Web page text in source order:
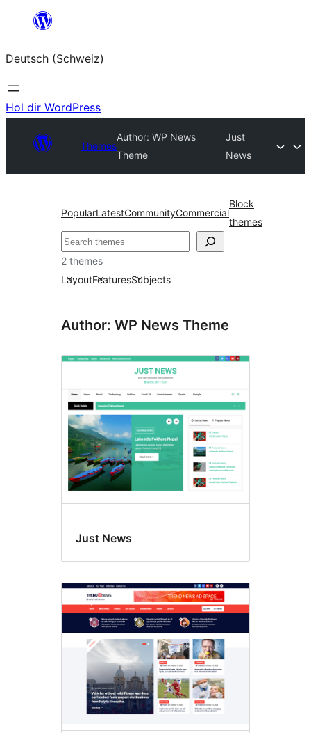
springen
Deutsch (Schweiz)
Hol dir WordPress
Themes
Author: WP News
Theme
Just
News
PopularLatestCommunityCommercial
Block
themes
Suchen
2 themes
LayoutFeaturesSubjects
Author: WP News Theme
Just News